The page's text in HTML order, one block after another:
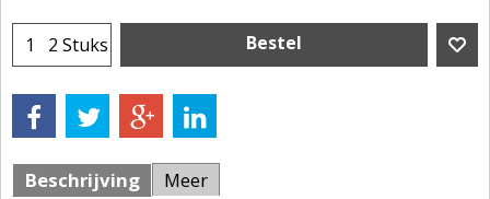
2 Stuks Bestel
Beschrijving Meer